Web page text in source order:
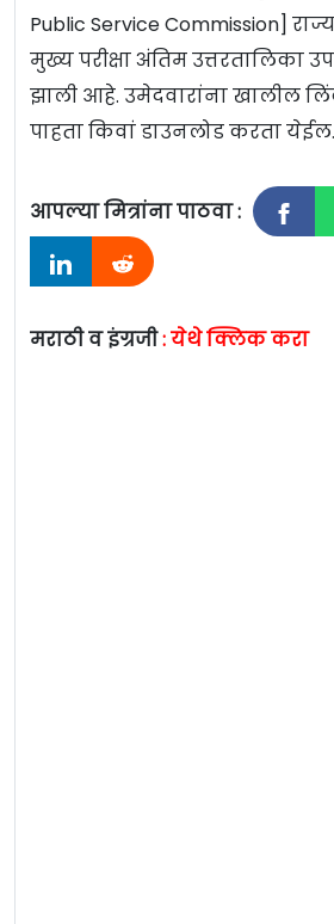
Public Service Commission]
मुख्य परीक्षा अंतिम उत्तरतालिका
झाली आहे. उमेदवारांना खालील
पाहता किवां डाउनलोड करता येईल.
आपल्या मित्रांना पाठवा :
मराठी व इंग्रजी:येथे क्लिक करा